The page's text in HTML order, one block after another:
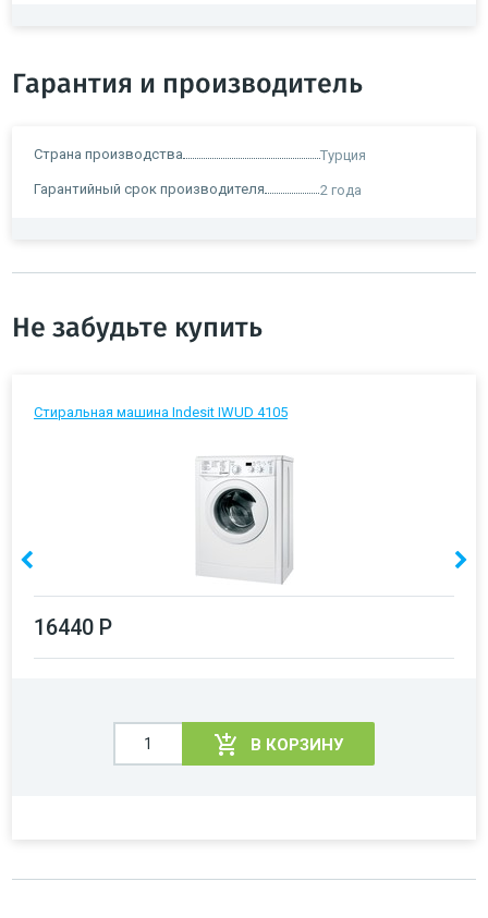
Гарантия и производитель
Страна производства Турция
Гарантийный срок производителя 2 года
Не забудьте купить
Стиральная машина Indesit IWUD 4105
16440 Р
В КОРЗИНУ